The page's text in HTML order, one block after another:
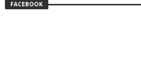
FACEBOOK